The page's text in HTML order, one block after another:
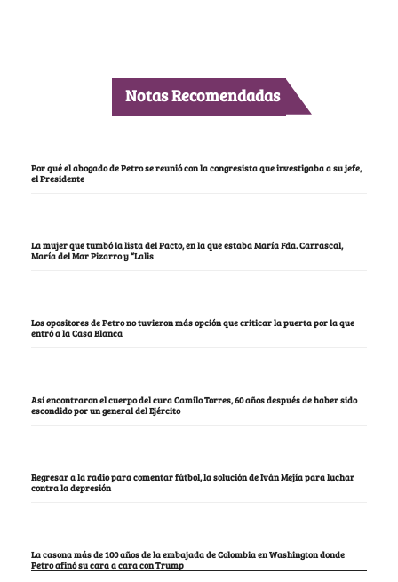
Notas Recomendadas
Por qué el abogado de Petro se reunió con la congresista que investigaba a su jefe,
el Presidente
La mujer que tumbó la lista del Pacto, en la que estaba María Fda. Carrascal,
María del Mar Pizarro y “Lalis
Los opositores de Petro no tuvieron más opción que criticar la puerta por la que
entró a la Casa Blanca
Así encontraron el cuerpo del cura Camilo Torres, 60 años después de haber sido
escondido por un general del Ejército
Regresar a la radio para comentar fútbol, la solución de Iván Mejía para luchar
contra la depresión
La casona más de 100 años de la embajada de Colombia en Washington donde
Petro afinó su cara a cara con Trump